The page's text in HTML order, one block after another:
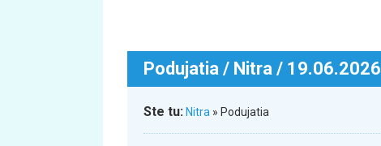
Podujatia / Nitra / 19.06.2026
Ste tu: Nitra » Podujatia